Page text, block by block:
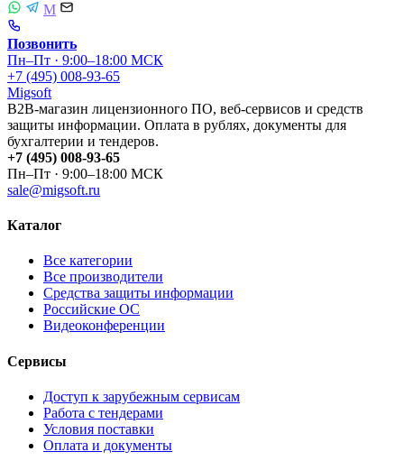
M
Позвонить
Пн–Пт · 9:00–18:00 МСК
+7 (495) 008-93-65
Migsoft
B2B-магазин лицензионного ПО, веб-сервисов и средств
защиты информации. Оплата в рублях, документы для
бухгалтерии и тендеров.
+7 (495) 008-93-65
Пн–Пт · 9:00–18:00 МСК
sale@migsoft.ru
Каталог
Все категории
Все производители
Средства защиты информации
Российские ОС
Видеоконференции
Сервисы
Доступ к зарубежным сервисам
Работа с тендерами
Условия поставки
Оплата и документы